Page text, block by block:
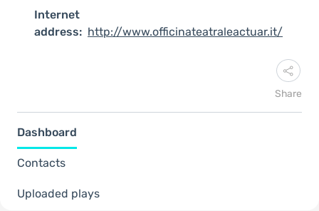
Internet
address: http://www.officinateatraleactuar.it/
Share
Dashboard
Contacts
Uploaded plays